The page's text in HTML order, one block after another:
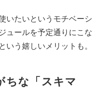
いたいというモチベーシ
ュールを予定通りにこな
いう嬉しいメリットも。
ちな「スキマ